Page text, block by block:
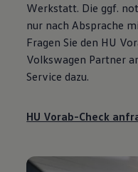
Werkstatt. Die ggf.
nur nach Absprache
Fragen Sie den HU
Volkswagen Partner
Service dazu.
HU Vorab-Check